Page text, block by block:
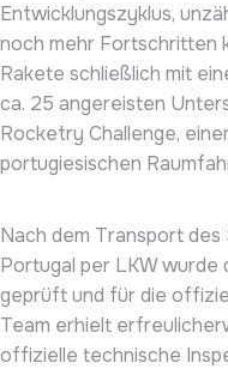
Entwicklungszyklus,
noch mehr Fortschritten
Rakete schließlich mit
ca. 25 angereisten
Rocketry Challenge,
portugiesischen
Nach dem Transport
Portugal per LKW
geprüft und für die
Team erhielt
offizielle technische